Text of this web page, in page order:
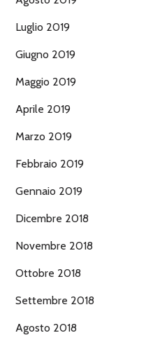
Luglio 2019
Giugno 2019
Maggio 2019
Aprile 2019
Marzo 2019
Febbraio 2019
Gennaio 2019
Dicembre 2018
Novembre 2018
Ottobre 2018
Settembre 2018
Agosto 2018